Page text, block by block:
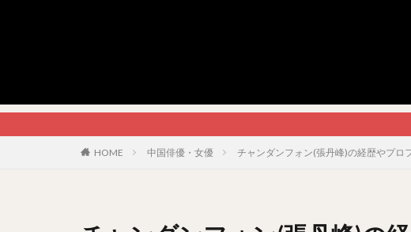
HOME 中国俳優・女優 チャンダンフォン(張丹峰)の経歴やプロ